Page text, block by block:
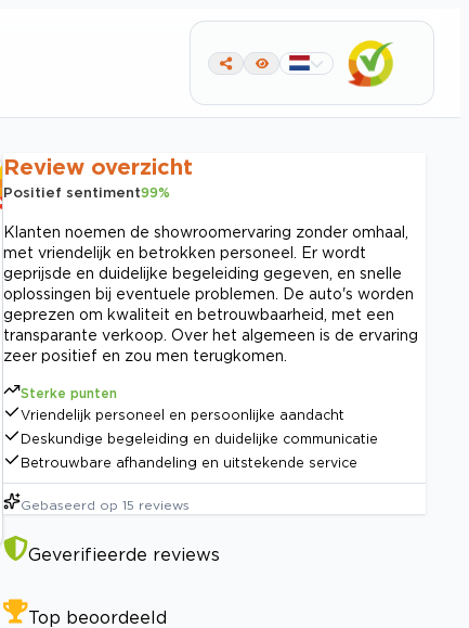
Review overzicht
Positief sentiment99%
Klanten noemen de showroomervaring zonder omhaal,
met vriendelijk en betrokken personeel. Er wordt
geprijsde en duidelijke begeleiding gegeven, en snelle
oplossingen bij eventuele problemen. De auto's worden
geprezen om kwaliteit en betrouwbaarheid, met een
transparante verkoop. Over het algemeen is de ervaring
zeer positief en zou men terugkomen.
Sterke punten
Vriendelijk personeel en persoonlijke aandacht
Deskundige begeleiding en duidelijke communicatie
Betrouwbare afhandeling en uitstekende service
Gebaseerd op 15 reviews
Geverifieerde reviews
Top beoordeeld